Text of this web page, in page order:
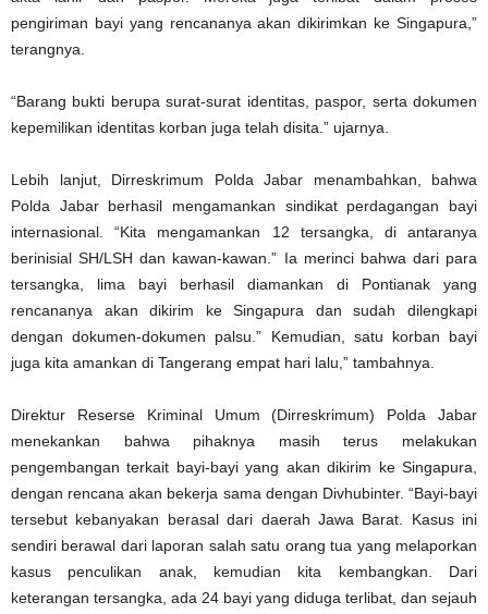
pengiriman bayi yang rencananya akan dikirimkan ke Singapura,”
terangnya.
“Barang bukti berupa surat-surat identitas, paspor, serta dokumen
kepemilikan identitas korban juga telah disita.” ujarnya.
Lebih lanjut, Dirreskrimum Polda Jabar menambahkan, bahwa
Polda Jabar berhasil mengamankan sindikat perdagangan bayi
internasional. “Kita mengamankan 12 tersangka, di antaranya
berinisial SH/LSH dan kawan-kawan.” Ia merinci bahwa dari para
tersangka, lima bayi berhasil diamankan di Pontianak yang
rencananya akan dikirim ke Singapura dan sudah dilengkapi
dengan dokumen-dokumen palsu.” Kemudian, satu korban bayi
juga kita amankan di Tangerang empat hari lalu,” tambahnya.
Direktur Reserse Kriminal Umum (Dirreskrimum) Polda Jabar
menekankan bahwa pihaknya masih terus melakukan
pengembangan terkait bayi-bayi yang akan dikirim ke Singapura,
dengan rencana akan bekerja sama dengan Divhubinter. “Bayi-bayi
tersebut kebanyakan berasal dari daerah Jawa Barat. Kasus ini
sendiri berawal dari laporan salah satu orang tua yang melaporkan
kasus penculikan anak, kemudian kita kembangkan. Dari
keterangan tersangka, ada 24 bayi yang diduga terlibat, dan sejauh